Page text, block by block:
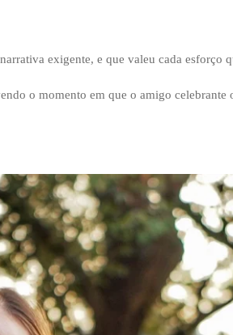
exigente, e que valeu cada
o momento em que o amigo celebrante